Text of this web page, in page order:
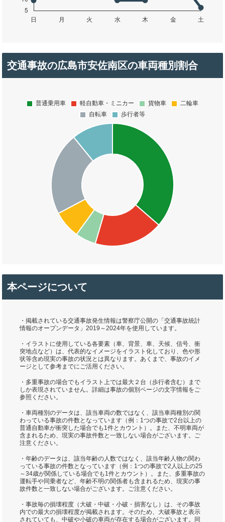
交通事故の広島市安佐南区の車両種別割合
本ページについて
・掲載されている交通事故発生情報は警察庁公開の「交通事故統計
情報のオープンデータ」2019～2024年を使用しています。
・イラストに使用している各要素（車、背景、車、天候、信号、衝
突地点など）は、代表的なイメージをイラスト化しており、色や形
状等含め現実の事故の状況とは異なります。あくまで、事故のイメ
ージとして参考までにご活用ください。
・多重事故の場合でもイラスト上では最大２台（歩行者含む）まで
しか表現されていません。詳細は事故の個別ページの文字情報をご
参照ください。
・車両種別のデータは、該当車両の数ではなく、該当車両種別の関
わっている事故の件数となっています（例：1つの事故で2台以上の
普通自動車が衝突した場合でも1件とカウント）。また、不明車両が
含まれるため、現実の事故件数と一致しない場合がございます。ご
注意ください。
・年齢のデータは、該当年齢の人数ではなく、該当年齢人物の関わ
っている事故の件数となっています（例：1つの事故で2人以上の25
～34歳が関係している場合でも1件とカウント）。また、多重事故の
運転手や同乗者など、年齢不明の関係者も含まれるため、現実の事
故件数と一致しない場合がございます。ご注意ください。
・事故毎の損壊程度（大破・中破・小破・損害なし）は、その事故
内での最大の損壊程度が掲載されます。そのため、大破事故と表示
されていても、中破や小破の車両が存在する場合がございます。同